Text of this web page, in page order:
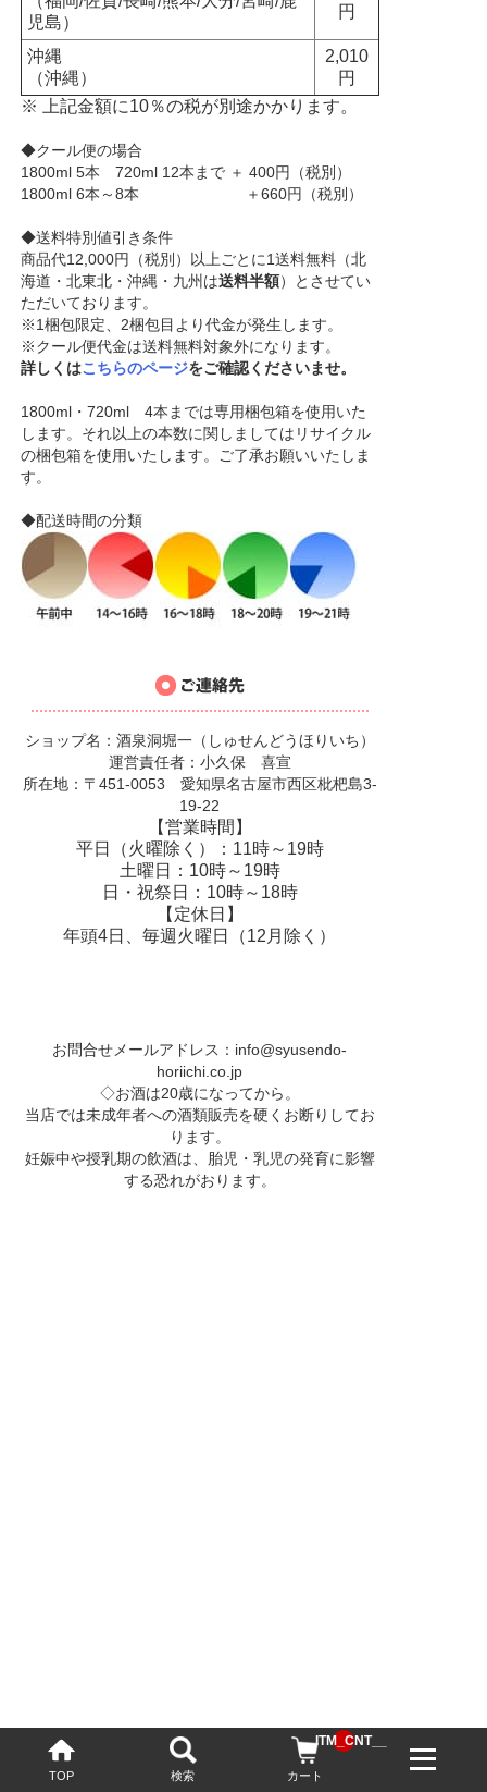
TOP 検索 カート
__ITM_CNT__
児島）
円
沖縄
（沖縄）
2,010
円
※ 上記金額に10％の税が別途かかります。
◆クール便の場合
1800ml 5本 720ml 12本まで ＋ 400円（税別）
1800ml 6本～8本 ＋660円（税別）
◆送料特別値引き条件
商品代12,000円（税別）以上ごとに1送料無料（北
海道・北東北・沖縄・九州は送料半額）とさせてい
ただいております。
※1梱包限定、2梱包目より代金が発生します。
※クール便代金は送料無料対象外になります。
詳しくはこちらのページをご確認くださいませ。
1800ml・720ml 4本までは専用梱包箱を使用いた
します。それ以上の本数に関しましてはリサイクル
の梱包箱を使用いたします。ご了承お願いいたしま
す。
◆配送時間の分類
ショップ名：酒泉洞堀一（しゅせんどうほりいち）
運営責任者：小久保 喜宣
所在地：〒451-0053 愛知県名古屋市西区枇杷島3-
19-22
【営業時間】
平日（火曜除く）：11時～19時
土曜日：10時～19時
日・祝祭日：10時～18時
【定休日】
年頭4日、毎週火曜日（12月除く）
お問合せメールアドレス： info@syusendo-
horiichi.co.jp
◇お酒は20歳になってから。
当店では未成年者への酒類販売を硬くお断りしてお
ります。
妊娠中や授乳期の飲酒は、胎児・乳児の発育に影響
する恐れがおります。